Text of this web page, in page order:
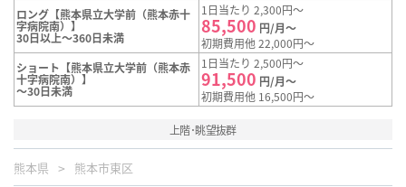
ロング【熊本県立大学前（熊本赤十
字病院南）】
30日以上～360日未満
1日当たり 2,300円～
85,500 円/月～
初期費用他 22,000円～
ショート【熊本県立大学前（熊本赤
十字病院南）】
～30日未満
1日当たり 2,500円～
91,500 円/月～
初期費用他 16,500円～
上階･眺望抜群
熊本県 熊本市東区